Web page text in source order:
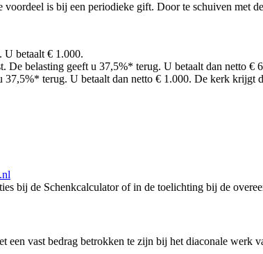
is bij een periodieke gift. Door te schuiven met
U betaalt € 1.000.
De belasting geeft u 37,5%* terug. U betaalt dan netto €
terug. U betaalt dan netto € 1.000. De kerk krijgt
bij de Schenkcalculator of in de toelichting bij de
een vast bedrag betrokken te zijn bij het diaconale werk